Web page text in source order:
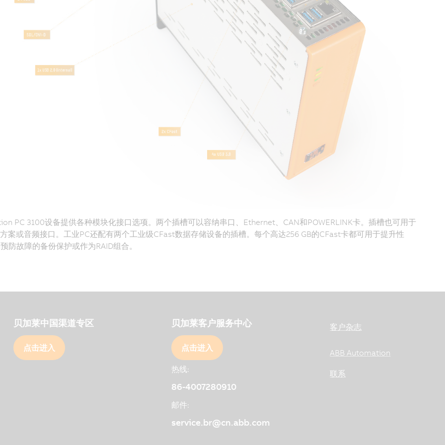
PC 3100设备提供各种模块化接口选项。两个插槽可以容纳串口、Ethernet、CAN和POWERLINK卡。插槽也可用于
案或音频接口。工业PC还配有两个工业级CFast数据存储设备的插槽。每个高达256 GB的CFast卡都可用于提升性
防故障的备份保护或作为RAID组合。
贝加莱中国渠道专区
点击进入
贝加莱客户服务中心
点击进入
热线:
86-4007280910
邮件:
service.br@cn.abb.com
客户杂志
ABB Automation
联系